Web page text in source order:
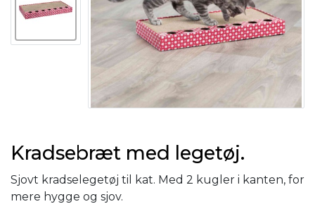
Kradsebræt med legetøj.
Sjovt kradselegetøj til kat. Med 2 kugler i kanten, for
mere hygge og sjov.